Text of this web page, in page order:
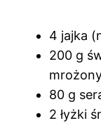
4 jajka
200 g
80 g
2 łyżki